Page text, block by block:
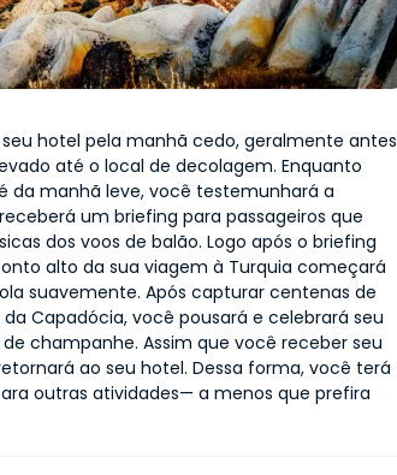
hotel pela manhã cedo, geralmente antes
até o local de decolagem. Enquanto
da manhã leve, você testemunhará a
um briefing para passageiros que
dos voos de balão. Logo após o briefing
alto da sua viagem à Turquia começará
suavemente. Após capturar centenas de
Capadócia, você pousará e celebrará seu
champanhe. Assim que você receber seu
ao seu hotel. Dessa forma, você terá
outras atividades— a menos que prefira